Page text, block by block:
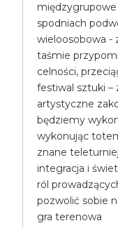
spodniach
wieloosobowa -
taśmie
celności,
festiwal sztuki –
artystyczne
będziemy
wykonując
znane
integracja i
ról
pozwolić sobie
gra terenowa